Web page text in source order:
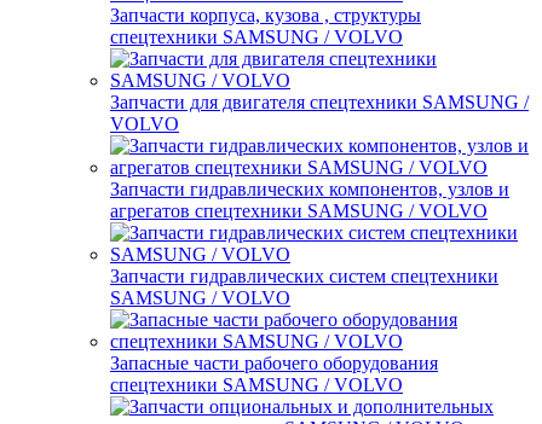
Запчасти корпуса, кузова , структуры
спецтехники SAMSUNG / VOLVO
Запчасти для двигателя спецтехники SAMSUNG /
VOLVO
Запчасти гидравлических компонентов, узлов и
агрегатов спецтехники SAMSUNG / VOLVO
Запчасти гидравлических систем спецтехники
SAMSUNG / VOLVO
Запасные части рабочего оборудования
спецтехники SAMSUNG / VOLVO